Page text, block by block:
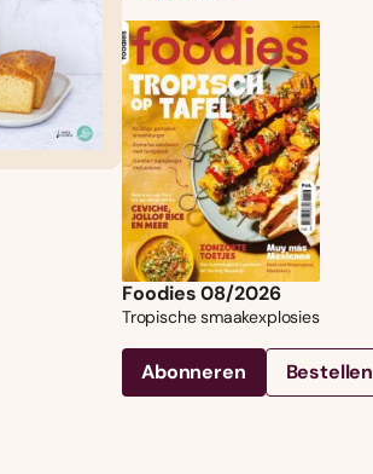
Foodies 08/2026
Tropische smaakexplosies
Abonneren Bestellen